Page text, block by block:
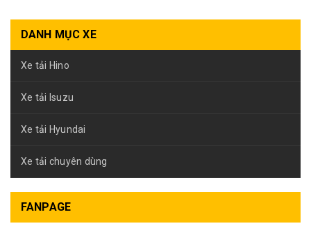
DANH MỤC XE
Xe tải Hino
Xe tải Isuzu
Xe tải Hyundai
Xe tải chuyên dùng
FANPAGE